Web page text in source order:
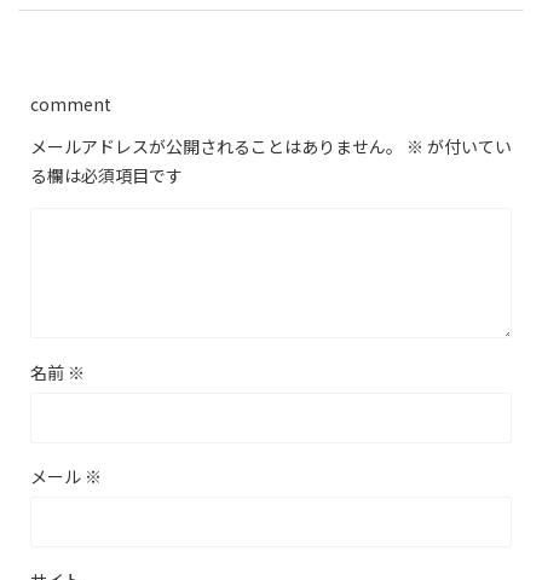
comment
メールアドレスが公開されることはありません。
※ が付いてい
る欄は必須項目です
名前 ※
メール ※